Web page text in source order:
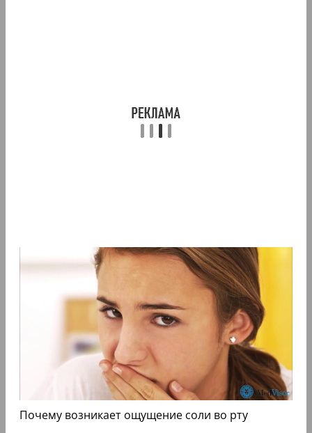
Почему возникает ощущение соли во рту